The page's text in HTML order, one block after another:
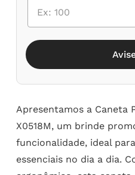
Apresentamos a Caneta
X0518M, um brinde
funcionalidade, ideal
essenciais no dia a dia.